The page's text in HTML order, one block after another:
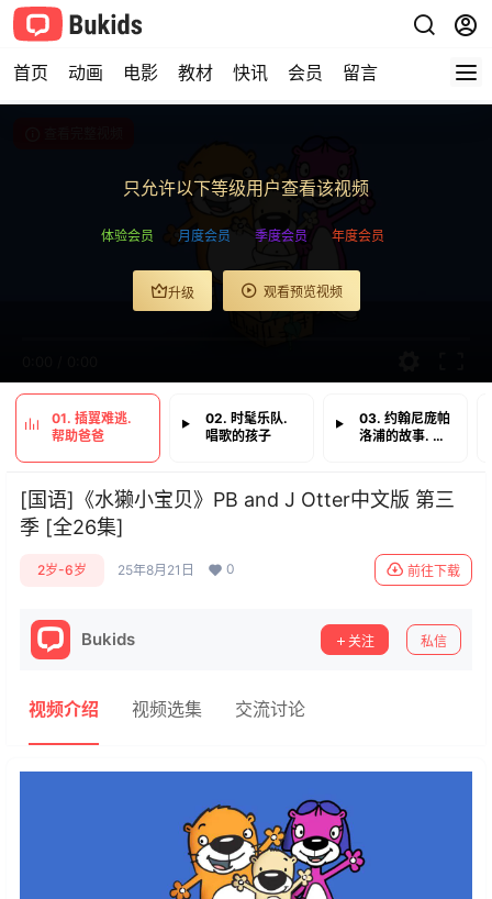
首页 动画 电影 教材 快讯 会员 留言
只允许以下等级用户查看该视频
体验会员 月度会员 季度会员 年度会员
升级 观看预览视频
01. 插翼难逃.
帮助爸爸
02. 时髦乐队.
唱歌的孩子
03. 约翰尼庞帕
洛浦的故事. 肥
[国语]《水獭小宝贝》PB and J Otter中文版 第三
季 [全26集]
2岁-6岁 25年8月21日 0 前往下载
Bukids 关注 私信
视频介绍 视频选集 交流讨论